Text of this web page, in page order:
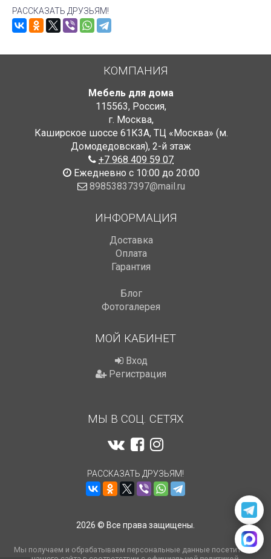
РАССКАЗАТЬ ДРУЗЬЯМ!
КОМПАНИЯ
Мебель для дома
115563, Россия,
г. Москва,
Каширское шоссе 61К3А, ТЦ «Москва» (м.
Домодедовская), 2-й этаж
+7 968 409 59 07
Ежедневно с 10:00 до 20:00
89853837397@mail.ru
ИНФОРМАЦИЯ
Доставка
Оплата
Гарантия
Блог
Фотогалерея
МОЙ КАБИНЕТ
Вход
Регистрация
МЫ В СОЦ. СЕТЯХ
РАССКАЗАТЬ ДРУЗЬЯМ!
2026 © Все права защищены.
Мы получаем и обрабатываем персональные данные посетителей